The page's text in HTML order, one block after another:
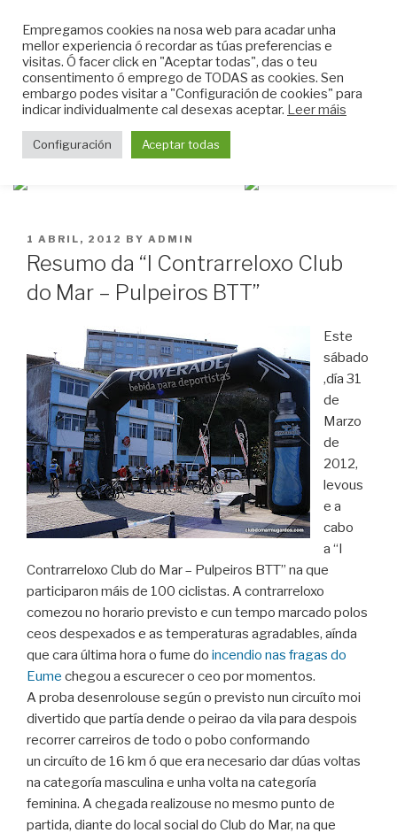
content
CLUB DO MAR DE
MUGARDOS
Web do Club do Mar de Mugardos
POSTED
ON
1 ABRIL, 2012 BY ADMIN
Resumo da “I Contrarreloxo Club
do Mar – Pulpeiros BTT”
Este
sábado
,día 31
de
Marzo
de
2012,
levous
e a
cabo
a “I
Contrarreloxo Club do Mar – Pulpeiros BTT” na que
participaron máis de 100 ciclistas. A contrarreloxo
comezou no horario previsto e cun tempo marcado polos
ceos despexados e as temperaturas agradables, aínda
que cara última hora o fume do incendio nas fragas do
Eume chegou a escurecer o ceo por momentos.
A proba desenrolouse según o previsto nun circuíto moi
divertido que partía dende o peirao da vila para despois
recorrer carreiros de todo o pobo conformando
un circuíto de 16 km ó que era necesario dar dúas voltas
na categoría masculina e unha volta na categoría
feminina. A chegada realizouse no mesmo punto de
partida, diante do local social do Club do Mar, na que
Empregamos cookies na nosa web para acadar unha
mellor experiencia ó recordar as túas preferencias e
visitas. Ó facer click en "Aceptar todas", das o teu
consentimento ó emprego de TODAS as cookies. Sen
embargo podes visitar a "Configuración de cookies" para
indicar individualmente cal desexas aceptar. Leer máis
Configuración Aceptar todas